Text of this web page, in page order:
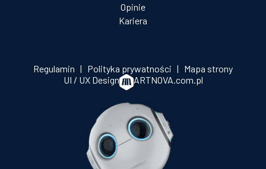
Opinie
Kariera
Regulamin | Polityka prywatności | Mapa strony
UI / UX Design
ARTNOVA.com.pl